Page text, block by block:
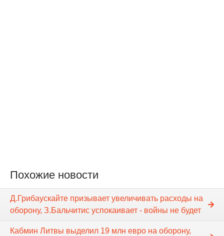
Похожие новости
Д.Грибаускайте призывает увеличивать расходы на
оборону, З.Бальчитис успокаивает - войны не будет
Кабмин Литвы выделил 19 млн евро на оборону,